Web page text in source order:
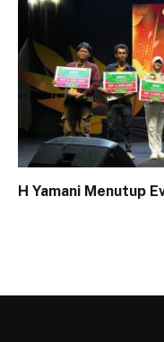
H Yamani Menutup